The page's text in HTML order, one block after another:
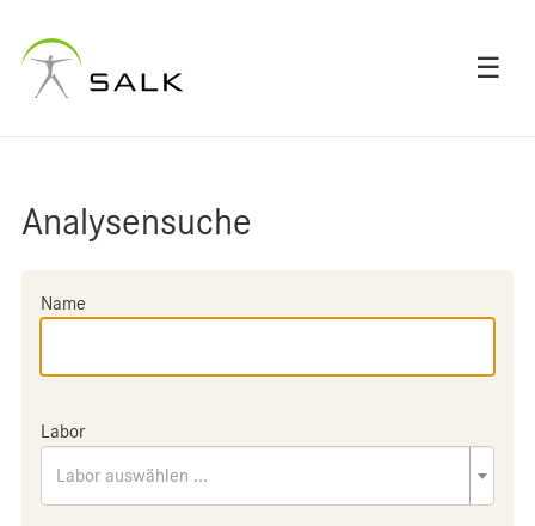
☰
Analysensuche
Name
Labor
Labor auswählen ...